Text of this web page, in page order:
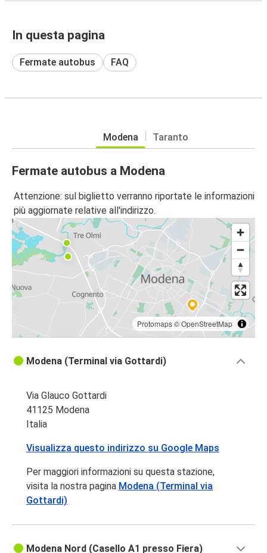
In questa pagina
Fermate autobus FAQ
Modena Taranto
Fermate autobus a Modena
Attenzione: sul biglietto verranno riportate le informazioni
più aggiornate relative all'indirizzo.
Protomaps©OpenStreetMap
Modena (Terminal via Gottardi)
Via Glauco Gottardi
41125 Modena
Italia
Visualizza questo indirizzo su Google Maps
Per maggiori informazioni su questa stazione,
visita la nostra pagina Modena (Terminal via
Gottardi)
Modena Nord (Casello A1 presso Fiera)